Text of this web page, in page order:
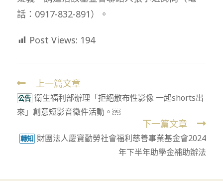
話：0917-832-891）。
Post Views: 194
Read
more
articles
上一篇文章
公告 衛生福利部辦理「拒絕散布性影像 一起shorts出
來」創意短影音徵件活動。￼
下一篇文章
轉知 財團法人慶寶勤勞社會福利慈善事業基金會2024
年下半年助學金補助辦法